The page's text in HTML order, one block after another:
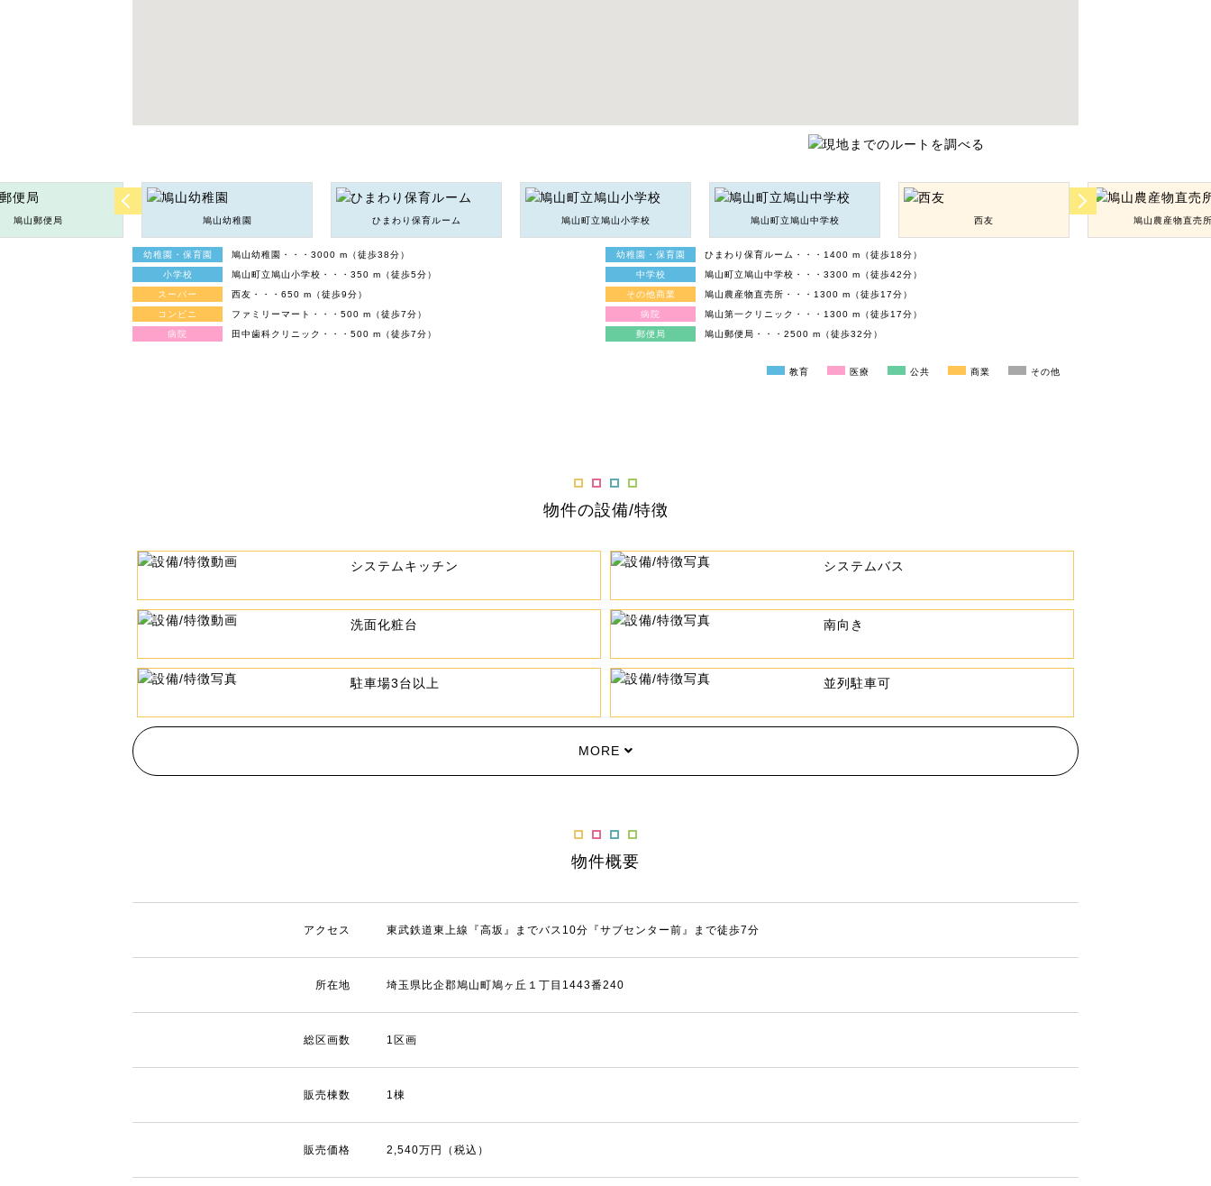
鳩山郵便局 鳩山幼稚園 ひまわり保育ルーム 鳩山町立鳩山小学校 鳩山町立鳩山中学校 西友 鳩山農産物直売
幼稚園・保育園 鳩山幼稚園・・・3000 m（徒歩38分） 幼稚園・保育園
ひまわり保育ルーム・・・1400 m（徒歩18分）
小学校
鳩山町立鳩山小学校・・・350 m（徒歩5分） 中学校
鳩山町立鳩山中学校・・・3300 m（徒歩42分）
スーパー
西友・・・650 m（徒歩9分） その他商業
鳩山農産物直売所・・・1300 m（徒歩17分）
コンビニ
ファミリーマート・・・500 m（徒歩7分） 病院
鳩山第一クリニック・・・1300 m（徒歩17分）
病院
田中歯科クリニック・・・500 m（徒歩7分） 郵便局 鳩山郵便局・・・2500 m（徒歩32分）
教育 医療 公共 商業 その他
物件の設備/特徴
システムキッチン システムバス
洗面化粧台 南向き
駐車場3台以上 並列駐車可
MORE
物件概要
アクセス 東武鉄道東上線『高坂』までバス10分『サブセンター前』まで徒歩7分
所在地 埼玉県比企郡鳩山町鳩ヶ丘１丁目1443番240
総区画数 1区画
販売棟数 1棟
販売価格 2,540万円（税込）